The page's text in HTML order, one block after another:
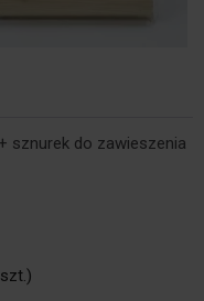
sznurek do zawieszenia
szt.)